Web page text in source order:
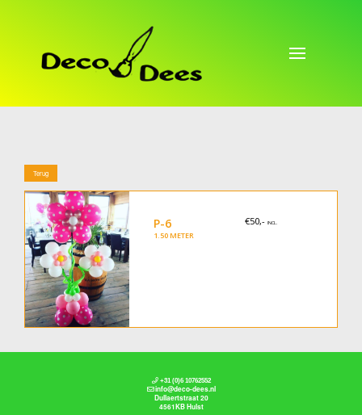
Terug
P-6
1.50 METER
€50,-INCL.
+31 (0)6 10762552
info@deco-dees.nl
Dullaertstraat 20
4561KB Hulst